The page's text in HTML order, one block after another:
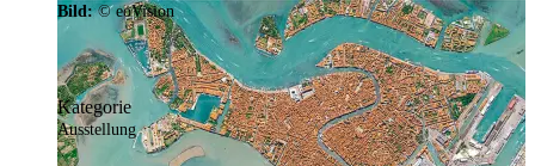
Bild:© eoVision
Kategorie
Ausstellung